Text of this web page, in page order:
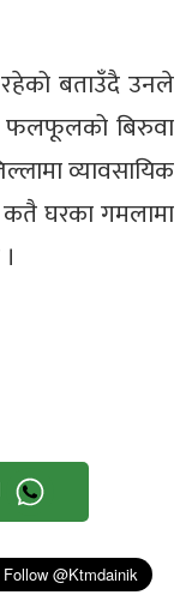
रहेको बताउँदै उनले
फलफूलको बिरुवा
व्यावसायिक
घरका गमलामा